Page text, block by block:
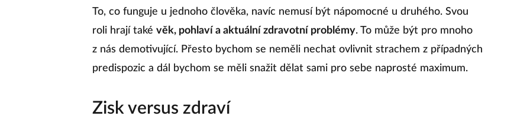
To, co funguje u jednoho člověka, navíc nemusí být nápomocné u druhého. Svou
roli hrají také věk, pohlaví a aktuální zdravotní problémy. To může být pro mnoho
z nás demotivující. Přesto bychom se neměli nechat ovlivnit strachem z případných
predispozic a dál bychom se měli snažit dělat sami pro sebe naprosté maximum.
Zisk versus zdraví